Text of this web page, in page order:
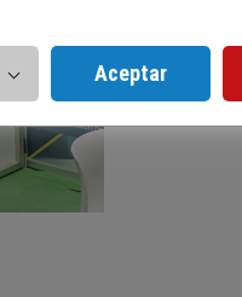
Aceptar